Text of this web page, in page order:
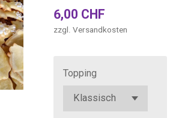
6,00 CHF
zzgl. Versandkosten
Topping